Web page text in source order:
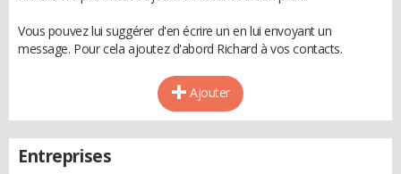
Vous pouvez lui suggérer d'en écrire un en lui envoyant un
message. Pour cela ajoutez d'abord Richard à vos contacts.
Ajouter
Entreprises